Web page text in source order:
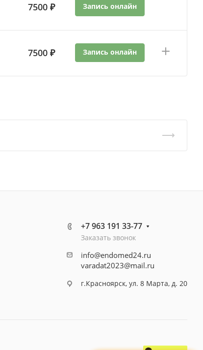
7500 ₽ Запись онлайн
7500 ₽ Запись онлайн
+7 963 191 33-77
Заказать звонок
info@endomed24.ru
varadat2023@mail.ru
г.Красноярск, ул. 8 Марта, д. 20